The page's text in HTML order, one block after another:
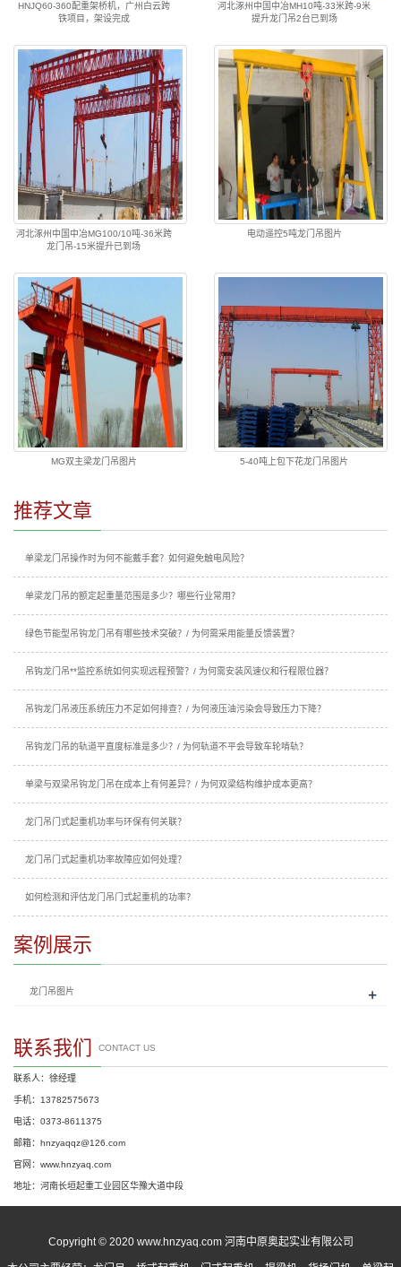
HNJQ60-360配重架桥机，广州白云跨
铁项目，架设完成
河北涿州中国中冶MH10吨-33米跨-9米
提升龙门吊2台已到场
河北涿州中国中冶MG100/10吨-36米跨
龙门吊-15米提升已到场
电动遥控5吨龙门吊图片
MG双主梁龙门吊图片 5-40吨上包下花龙门吊图片
推荐文章
单梁龙门吊操作时为何不能戴手套？如何避免触电风险？
单梁龙门吊的额定起重量范围是多少？哪些行业常用？
绿色节能型吊钩龙门吊有哪些技术突破？/ 为何需采用能量反馈装置？
吊钩龙门吊**监控系统如何实现远程预警？/ 为何需安装风速仪和行程限位器？
吊钩龙门吊液压系统压力不足如何排查？/ 为何液压油污染会导致压力下降？
吊钩龙门吊的轨道平直度标准是多少？/ 为何轨道不平会导致车轮啃轨？
单梁与双梁吊钩龙门吊在成本上有何差异？/ 为何双梁结构维护成本更高？
龙门吊门式起重机功率与环保有何关联？
龙门吊门式起重机功率故障应如何处理？
如何检测和评估龙门吊门式起重机的功率？
案例展示
龙门吊图片 +
联系我们 CONTACT US
联系人：徐经理
手机：13782575673
电话：0373-8611375
邮箱：hnzyaqqz@126.com
官网：www.hnzyaq.com
地址：河南长垣起重工业园区华豫大道中段
Copyright © 2020 www.hnzyaq.com 河南中原奥起实业有限公司